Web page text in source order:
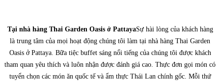
Tại nhà hàng Thai Garden Oasis ở PattayaSự hài lòng của khách hàng
là trung tâm của mọi hoạt động chúng tôi làm tại nhà hàng Thai Garden
Oasis ở Pattaya. Bữa tiệc buffet sáng nổi tiếng của chúng tôi được khách
tham quan yêu thích và luôn nhận được đánh giá cao. Thực đơn gọi món có
tuyển chọn các món ăn quốc tế và ẩm thực Thái Lan chính gốc. Mỗi thứ